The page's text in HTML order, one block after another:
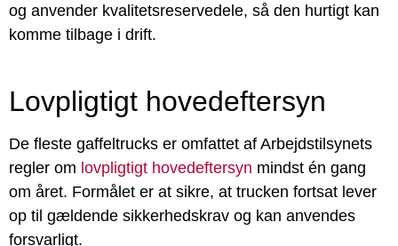
og anvender kvalitetsreservedele, så den hurtigt kan
komme tilbage i drift.
Lovpligtigt hovedeftersyn
De fleste gaffeltrucks er omfattet af Arbejdstilsynets
regler om lovpligtigt hovedeftersyn mindst én gang
om året. Formålet er at sikre, at trucken fortsat lever
op til gældende sikkerhedskrav og kan anvendes
forsvarligt.